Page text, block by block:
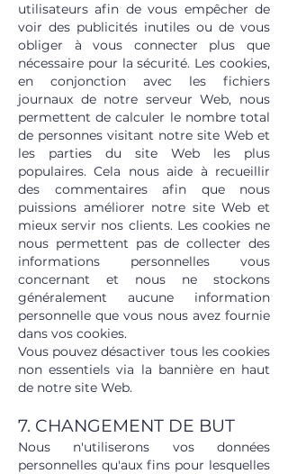
utilisateurs afin de vous empêcher de
voir des publicités inutiles ou de vous
obliger à vous connecter plus que
nécessaire pour la sécurité. Les cookies,
en conjonction avec les fichiers
journaux de notre serveur Web, nous
permettent de calculer le nombre total
de personnes visitant notre site Web et
les parties du site Web les plus
populaires. Cela nous aide à recueillir
des commentaires afin que nous
puissions améliorer notre site Web et
mieux servir nos clients. Les cookies ne
nous permettent pas de collecter des
informations personnelles vous
concernant et nous ne stockons
généralement aucune information
personnelle que vous nous avez fournie
dans vos cookies.
Vous pouvez désactiver tous les cookies
non essentiels via la bannière en haut
de notre site Web.
7. CHANGEMENT DE BUT
Nous n'utiliserons vos données
personnelles qu'aux fins pour lesquelles